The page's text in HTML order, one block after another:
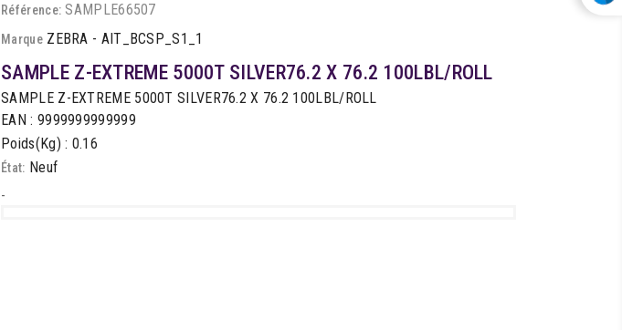
Référence: SAMPLE66507
Marque ZEBRA - AIT_BCSP_S1_1
SAMPLE Z-EXTREME 5000T SILVER76.2 X 76.2 100LBL/ROLL
SAMPLE Z-EXTREME 5000T SILVER76.2 X 76.2 100LBL/ROLL
EAN : 9999999999999
Poids(Kg) : 0.16
État: Neuf
-